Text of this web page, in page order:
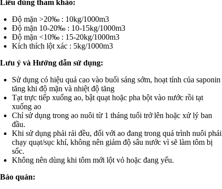
Liều dùng tham khảo:
Độ mặn >20‰ : 10kg/1000m3
Độ mặn 10-20‰ : 10-15kg/1000m3
Độ mặn <10‰ : 15-20kg/1000m3
Kích thích lột xác : 5kg/1000m3
Lưu ý và Hướng dẫn sử dụng:
Sử dụng có hiệu quả cao vào buổi sáng sớm, hoạt tính của saponin
tăng khi độ mặn và nhiệt độ tăng
Tạt trực tiếp xuống ao, bật quạt hoặc pha bột vào nước rồi tạt
xuống ao
Chỉ sử dụng trong ao nuôi từ 1 tháng tuổi trở lên hoặc xử lý ban
đầu.
Khi sử dụng phải rải đều, đối với ao đang trong quá trình nuôi phải
chạy quạt/sục khí, không nên giảm độ sâu nước vì sẽ làm tôm bị
sốc.
Không nên dùng khi tôm mới lột vỏ hoặc đang yếu.
Bảo quản: